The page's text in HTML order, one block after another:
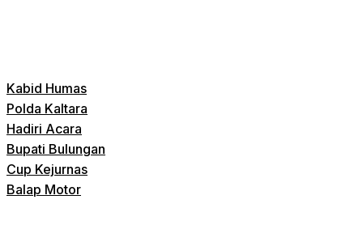
Kabid Humas
Polda Kaltara
Hadiri Acara
Bupati Bulungan
Cup Kejurnas
Balap Motor